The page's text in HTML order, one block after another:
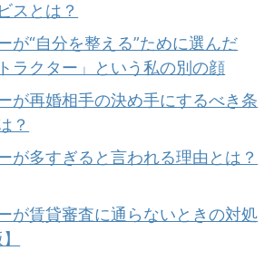
スとは？
が“自分を整える”ために選んだ
ラクター」という私の別の顔
が再婚相手の決め手にするべき条
？
が多すぎると言われる理由とは？
が賃貸審査に通らないときの対処